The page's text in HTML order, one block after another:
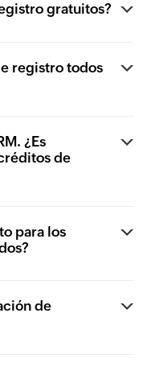
gratuitos?
registro todos
¿Es
de
para los
de